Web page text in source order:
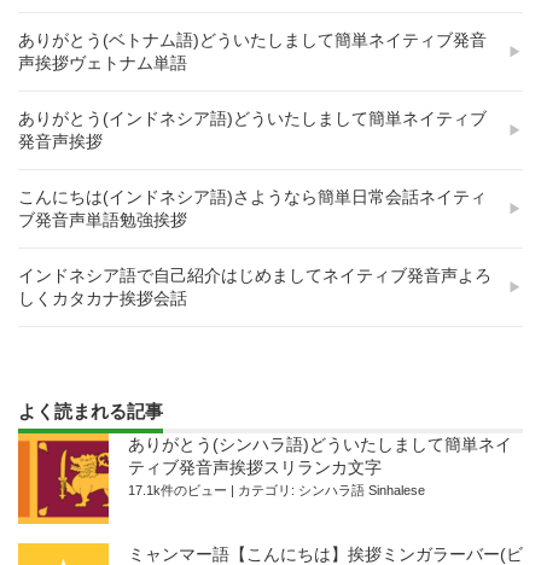
ありがとう(ベトナム語)どういたしまして簡単ネイティブ発音
声挨拶ヴェトナム単語
ありがとう(インドネシア語)どういたしまして簡単ネイティブ
発音声挨拶
こんにちは(インドネシア語)さようなら簡単日常会話ネイティ
ブ発音声単語勉強挨拶
インドネシア語で自己紹介はじめましてネイティブ発音声よろ
しくカタカナ挨拶会話
よく読まれる記事
ありがとう(シンハラ語)どういたしまして簡単ネイ
ティブ発音声挨拶スリランカ文字
17.1k件のビュー | カテゴリ: シンハラ語 Sinhalese
ミャンマー語【こんにちは】挨拶ミンガラーバー(ビ